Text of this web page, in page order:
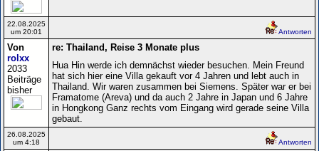
22.08.2025
um 20:01
Antworten
Von
rolxx
2033
Beiträge
bisher
re: Thailand, Reise 3 Monate plus
Hua Hin werde ich demnächst wieder besuchen. Mein Freund
hat sich hier eine Villa gekauft vor 4 Jahren und lebt auch in
Thailand. Wir waren zusammen bei Siemens. Später war er bei
Framatome (Areva) und da auch 2 Jahre in Japan und 6 Jahre
in Hongkong Ganz rechts vom Eingang wird gerade seine Villa
gebaut.
26.08.2025
um 4:18
Antworten